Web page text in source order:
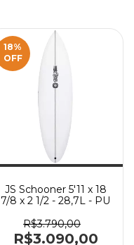
18%
OFF
JS Schooner 5'11 x 18
7/8 x 2 1/2 - 28,7L - PU
R$3.790,00
R$3.090,00